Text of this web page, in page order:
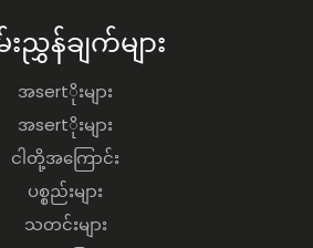
ညွှန်ချက်များ
အsertိုးများ
အsertိုးများ
ငါတို့အကြောင်း
ပစ္စည်းများ
သတင်းများ